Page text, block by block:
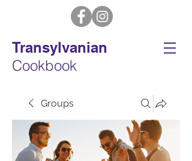
Transylvanian
Cookbook
Groups